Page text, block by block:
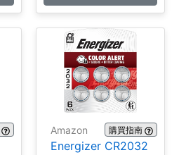
Amazon 購買指南
Energizer CR2032